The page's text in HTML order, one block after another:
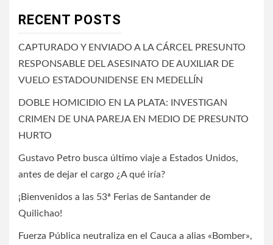
RECENT POSTS
CAPTURADO Y ENVIADO A LA CÁRCEL PRESUNTO
RESPONSABLE DEL ASESINATO DE AUXILIAR DE
VUELO ESTADOUNIDENSE EN MEDELLÍN
DOBLE HOMICIDIO EN LA PLATA: INVESTIGAN
CRIMEN DE UNA PAREJA EN MEDIO DE PRESUNTO
HURTO
Gustavo Petro busca último viaje a Estados Unidos,
antes de dejar el cargo ¿A qué iría?
¡Bienvenidos a las 53ª Ferias de Santander de
Quilichao!
Fuerza Pública neutraliza en el Cauca a alias «Bomber»,